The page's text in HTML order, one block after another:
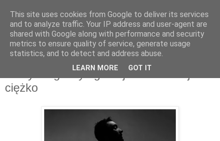
wtorek, maja 26, 2026
Kiedy mogło być gorzej — ale i tak jest
ciężko
This site uses cookies from Google to deliver its services
and to analyze traffic. Your IP address and user-agent are
shared with Google along with performance and security
metrics to ensure quality of service, generate usage
statistics, and to detect and address abuse.
LEARN MORE GOT IT